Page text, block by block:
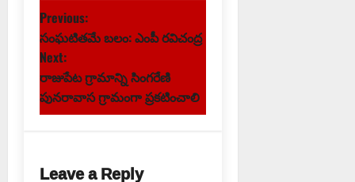
P
o
s
t
n
Previous:
సంఘటితమే బలం: ఎంపీ రవిచంద్ర
Next:
రాజుపేట గ్రామాన్ని సింగరేణి
పునరావాస గ్రామంగా ప్రకటించాలి
Leave a Reply